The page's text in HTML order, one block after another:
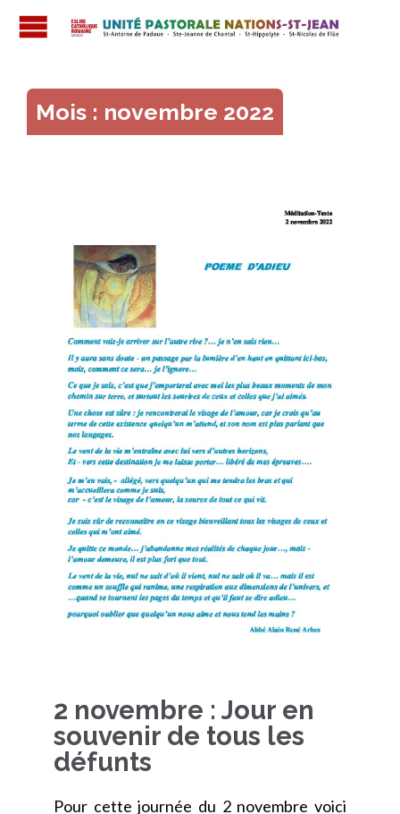
Mois : novembre 2022
2 novembre : Jour en
souvenir de tous les
défunts
Pour cette journée du 2 novembre voici